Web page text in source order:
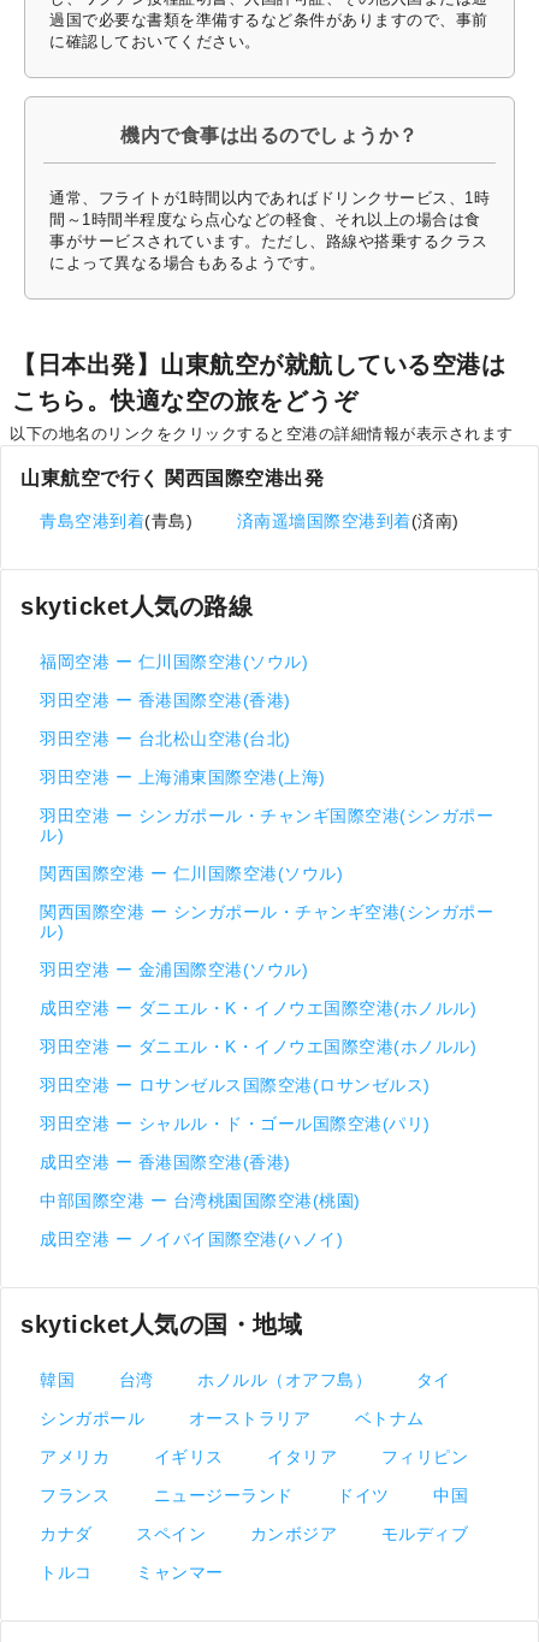
過国で必要な書類を準備するなど条件がありますので、事前
に確認しておいてください。
機内で食事は出るのでしょうか？
通常、フライトが1時間以内であればドリンクサービス、1時
間～1時間半程度なら点心などの軽食、それ以上の場合は食
事がサービスされています。ただし、路線や搭乗するクラス
によって異なる場合もあるようです。
【日本出発】山東航空が就航している空港は
こちら。快適な空の旅をどうぞ
以下の地名のリンクをクリックすると空港の詳細情報が表示されます
山東航空で行く 関西国際空港出発
青島空港到着(青島) 済南遥墻国際空港到着(済南)
skyticket人気の路線
福岡空港 ー 仁川国際空港(ソウル)
羽田空港 ー 香港国際空港(香港)
羽田空港 ー 台北松山空港(台北)
羽田空港 ー 上海浦東国際空港(上海)
羽田空港 ー シンガポール・チャンギ国際空港(シンガポー
ル)
関西国際空港 ー 仁川国際空港(ソウル)
関西国際空港 ー シンガポール・チャンギ空港(シンガポー
ル)
羽田空港 ー 金浦国際空港(ソウル)
成田空港 ー ダニエル・K・イノウエ国際空港(ホノルル)
羽田空港 ー ダニエル・K・イノウエ国際空港(ホノルル)
羽田空港 ー ロサンゼルス国際空港(ロサンゼルス)
羽田空港 ー シャルル・ド・ゴール国際空港(パリ)
成田空港 ー 香港国際空港(香港)
中部国際空港 ー 台湾桃園国際空港(桃園)
成田空港 ー ノイバイ国際空港(ハノイ)
skyticket人気の国・地域
韓国 台湾 ホノルル（オアフ島）
タイ
シンガポール
オーストラリア
ベトナム
アメリカ
イギリス イタリア
フィリピン
フランス
ニュージーランド ドイツ
中国
カナダ
スペイン カンボジア
モルディブ
トルコ
ミャンマー